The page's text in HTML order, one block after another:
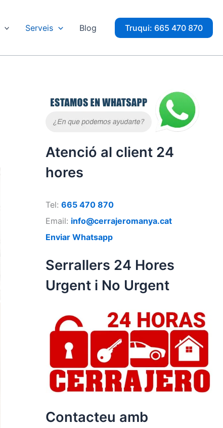
Serveis Blog Truqui: 665 470 870
Atenció al client 24
hores
Tel: 665 470 870
Email: info@cerrajeromanya.cat
Enviar Whatsapp
Serrallers 24 Hores
Urgent i No Urgent
Contacteu amb